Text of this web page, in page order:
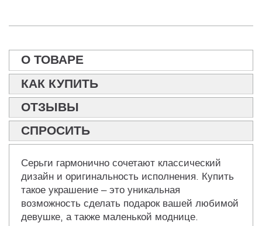
О ТОВАРЕ
КАК КУПИТЬ
ОТЗЫВЫ
СПРОСИТЬ
Серьги гармонично сочетают классический
дизайн и оригинальность исполнения. Купить
такое украшение – это уникальная
возможность сделать подарок вашей любимой
девушке, а также маленькой моднице.